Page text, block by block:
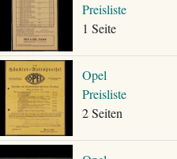
Preisliste
1 Seite
Opel
Preisliste
2 Seiten